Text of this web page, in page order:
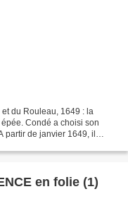
du Rouleau, 1649 : la
Condé a choisi son
partir de janvier 1649, il
en folie (1)